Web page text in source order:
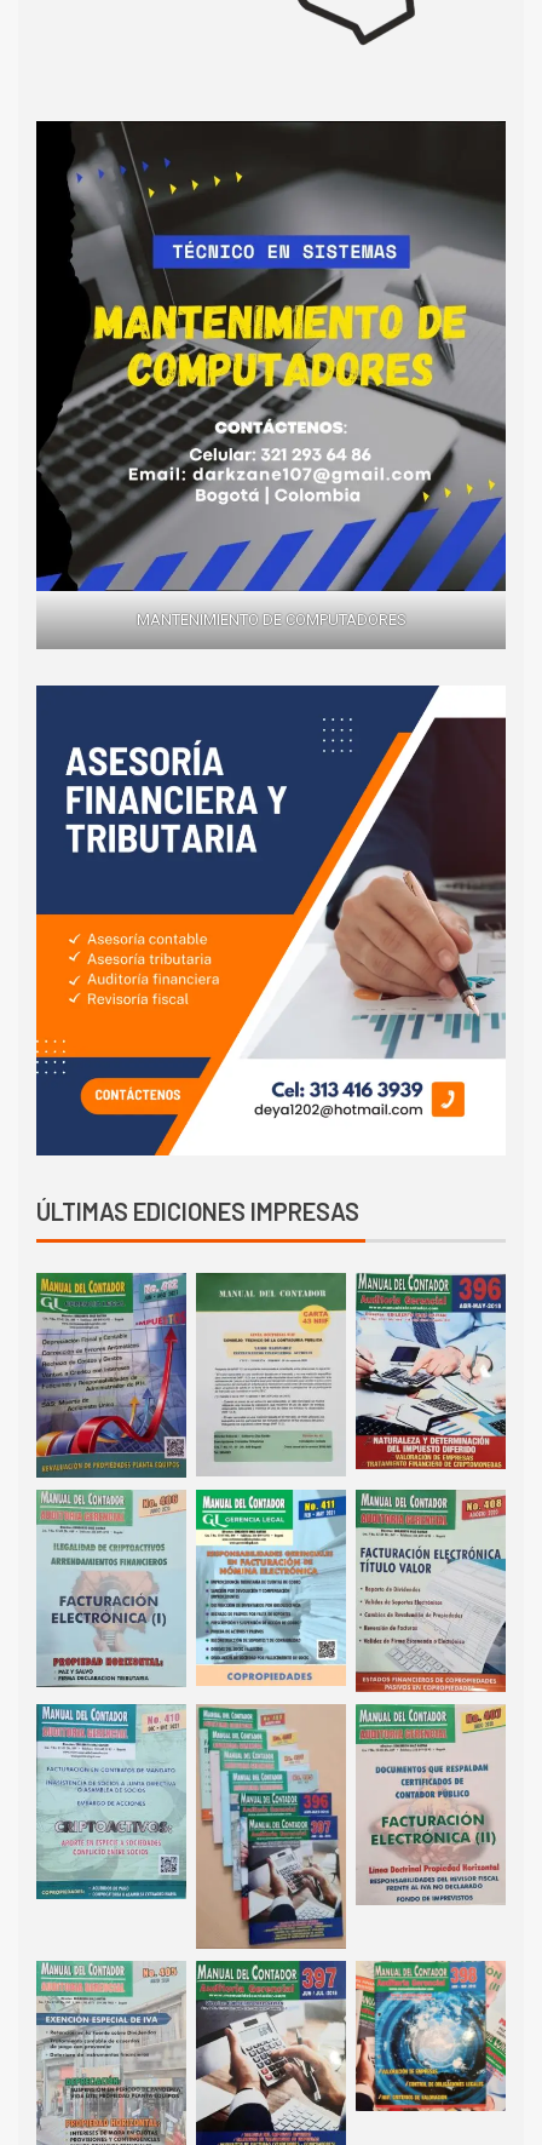
MANTENIMIENTO DE COMPUTADORES
ÚLTIMAS EDICIONES IMPRESAS